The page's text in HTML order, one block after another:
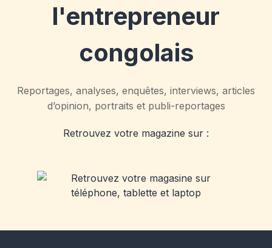
l'entrepreneur
congolais
Reportages, analyses, enquêtes, interviews, articles
d’opinion, portraits et publi-reportages
Retrouvez votre magazine sur :